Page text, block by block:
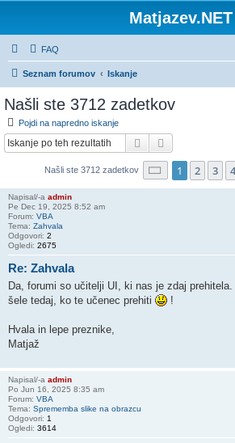
Matjazev.NET
FAQ
Seznam forumov Iskanje
Našli ste 3712 zadetkov
Pojdi na napredno iskanje
Iskanje
Našli ste 3712 zadetkov Stran 1od248
1 2 3 4
Napisal/-a admin
Pe Dec 19, 2025 8:52 am
Forum: VBA
Tema: Zahvala
Odgovori: 2
Ogledi: 2675
Re: Zahvala
Da, forumi so učitelji UI, ki nas je zdaj
šele tedaj, ko te učenec prehiti
!
Hvala in lepe preznike,
Matjaž
Napisal/-a admin
Po Jun 16, 2025 8:35 am
Forum: VBA
Tema: Sprememba slike na obrazcu
Odgovori: 1
Ogledi: 3614